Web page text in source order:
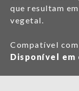
que resultam
vegetal.
Compatível
Disponível em